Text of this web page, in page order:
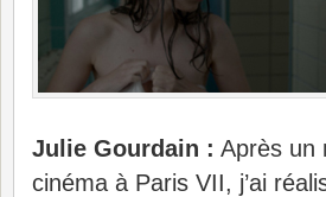
Julie Gourdain : Après un
cinéma à Paris VII, j’ai